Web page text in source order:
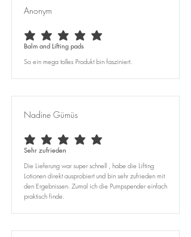
Anonym
average rating is 5 out of 5
Balm and Lifting pads
So ein mega tolles Produkt bin fasziniert.
Nadine Gümüs
average rating is 5 out of 5
Sehr zufrieden
Die Lieferung war super schnell , habe die Lifting
Lotionen direkt ausprobiert und bin sehr zufrieden mit
den Ergebnissen. Zumal ich die Pumpspender einfach
praktisch finde.